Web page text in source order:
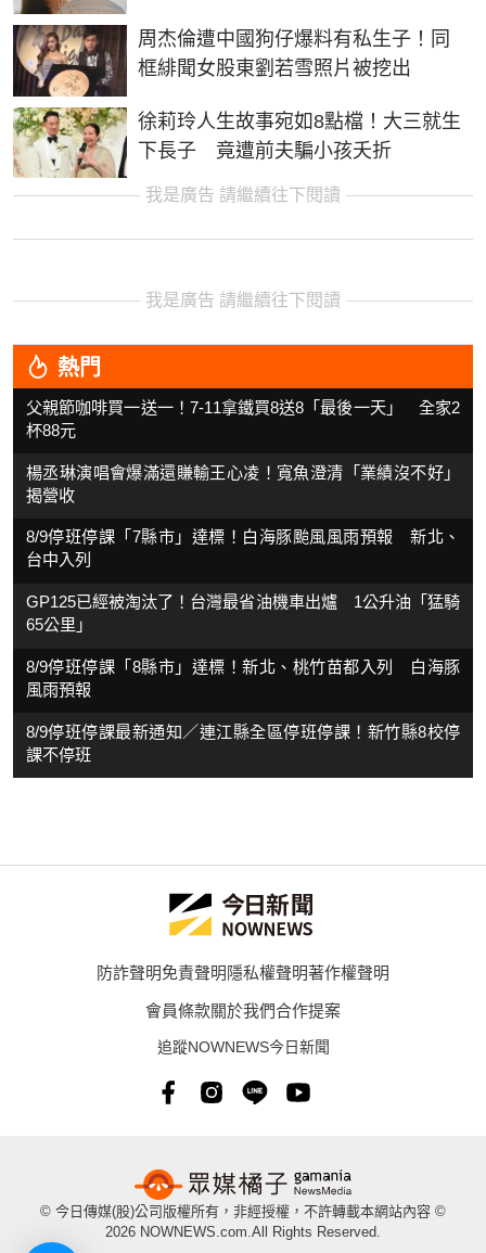
周杰倫遭中國狗仔爆料有私生子！同
框緋聞女股東劉若雪照片被挖出
徐莉玲人生故事宛如8點檔！大三就生
下長子 竟遭前夫騙小孩夭折
我是廣告 請繼續往下閱讀
我是廣告 請繼續往下閱讀
熱門
父親節咖啡買一送一！7-11拿鐵買8送8「最後一天」 全家2
杯88元
楊丞琳演唱會爆滿還賺輸王心凌！寬魚澄清「業績沒不好」
揭營收
8/9停班停課「7縣市」達標！白海豚颱風風雨預報 新北、
台中入列
GP125已經被淘汰了！台灣最省油機車出爐 1公升油「猛騎
65公里」
8/9停班停課「8縣市」達標！新北、桃竹苗都入列 白海豚
風雨預報
8/9停班停課最新通知／連江縣全區停班停課！新竹縣8校停
課不停班
防詐聲明免責聲明隱私權聲明著作權聲明
會員條款關於我們合作提案
追蹤NOWNEWS今日新聞
© 今日傳媒(股)公司版權所有，非經授權，不許轉載本網站內容 ©
2026 NOWNEWS.com.All Rights Reserved.